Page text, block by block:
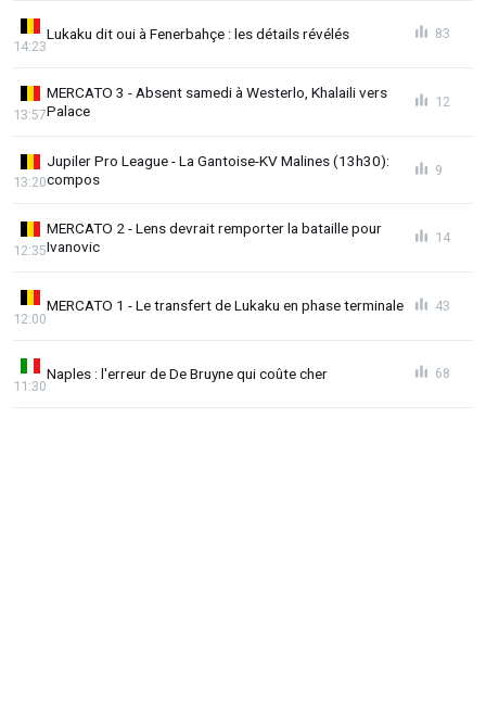
Lukaku dit oui à Fenerbahçe : les détails révélés
14:23
83
MERCATO 3 - Absent samedi à Westerlo, Khalaili vers
Palace
13:57
12
Jupiler Pro League - La Gantoise-KV Malines (13h30):
compos
13:20
9
MERCATO 2 - Lens devrait remporter la bataille pour
Ivanovic
12:35
14
MERCATO 1 - Le transfert de Lukaku en phase terminale
12:00
43
Naples : l'erreur de De Bruyne qui coûte cher
11:30
68